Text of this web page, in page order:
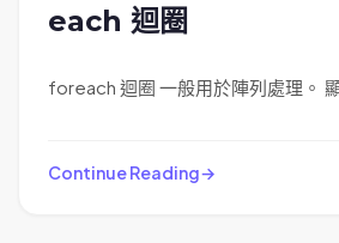
each 迴圈
foreach 迴圈 一般用於陣列處理。
Continue Reading